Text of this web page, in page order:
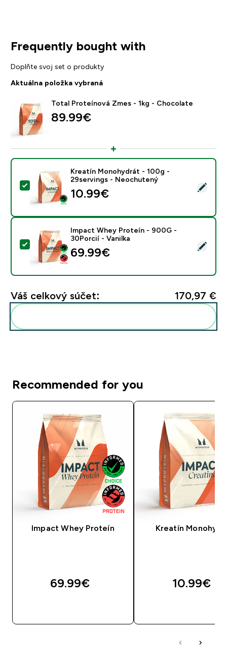
Frequently bought with
Doplňte svoj set o produkty
Aktuálna položka vybraná
Total Proteínová Zmes - 1kg - Chocolate
89.99€‎
Vybrať tento produkt - Kreatín Monohydrát - 100g -
Kreatín Monohydrát - 100g -
29servings - Neochutený
10.99€‎
Vybrať tento produkt - Impact Whey Proteín - 900G
Impact Whey Proteín - 900G -
30Porcií - Vanilka
69.99€‎
Váš celkový súčet: 170,97 €‎
Recommended for you
Impact Whey Proteín
69.99€‎
Kreatín
10.99€‎